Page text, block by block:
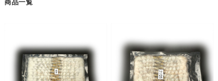
商品一覧